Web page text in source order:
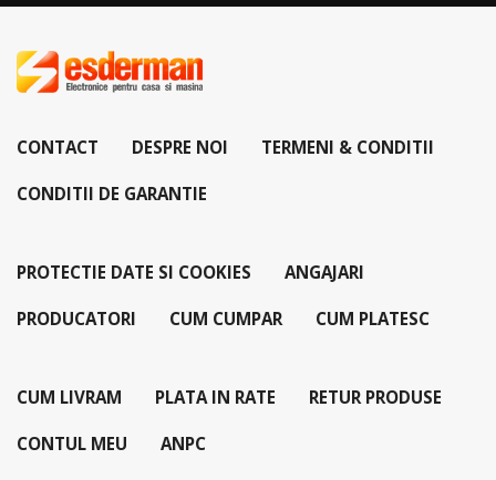
CONTACT DESPRE NOI TERMENI & CONDITII
CONDITII DE GARANTIE
PROTECTIE DATE SI COOKIES ANGAJARI
PRODUCATORI CUM CUMPAR CUM PLATESC
CUM LIVRAM PLATA IN RATE RETUR PRODUSE
CONTUL MEU ANPC